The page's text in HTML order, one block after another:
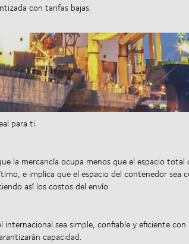
con tarifas bajas.
para ti.
la mercancía ocupa menos que el espacio
e implica que el espacio del contenedor sea
así los costos del envío.
sea simple, confiable y eficiente con
capacidad.